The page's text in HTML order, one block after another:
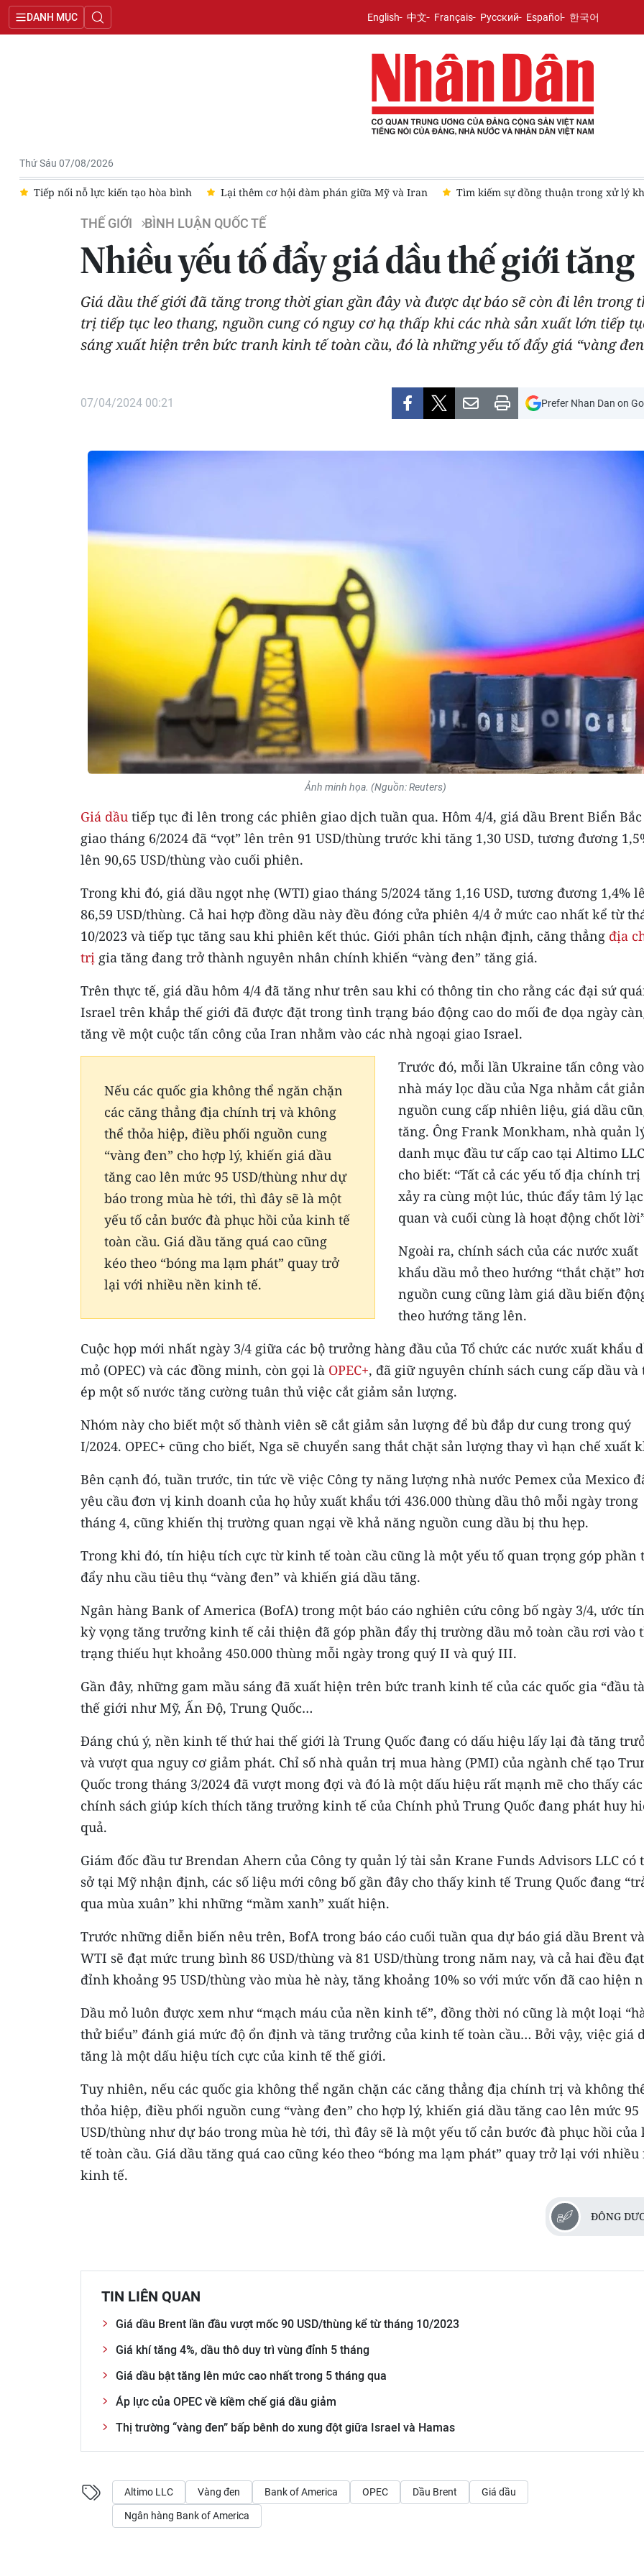
DANH MỤC English 中文 Français Русский Español 한국어
Thứ Sáu 07/08/2026
nối nỗ lực kiến tạo hòa bình Lại thêm cơ hội đàm phán giữa Mỹ và Iran Tìm kiếm sự đồng thuận trong xử lý khủng
THẾ GIỚI BÌNH LUẬN QUỐC TẾ
Nhiều yếu tố đẩy giá dầu thế giới tăng
Giá dầu thế giới đã tăng trong thời gian gần đây và được dự báo sẽ còn đi lên trong
trị tiếp tục leo thang, nguồn cung có nguy cơ hạ thấp khi các nhà sản xuất lớn tiếp
sáng xuất hiện trên bức tranh kinh tế toàn cầu, đó là những yếu tố đẩy giá “vàng
07/04/2024 00:21 Prefer Nhan Dan on
Ảnh minh họa. (Nguồn: Reuters)
Giá dầu tiếp tục đi lên trong các phiên giao dịch tuần qua. Hôm 4/4, giá dầu Brent Biển Bắc
giao tháng 6/2024 đã “vọt” lên trên 91 USD/thùng trước khi tăng 1,30 USD, tương đương
lên 90,65 USD/thùng vào cuối phiên.
Trong khi đó, giá dầu ngọt nhẹ (WTI) giao tháng 5/2024 tăng 1,16 USD, tương đương 1,4%
86,59 USD/thùng. Cả hai hợp đồng dầu này đều đóng cửa phiên 4/4 ở mức cao nhất kể từ
10/2023 và tiếp tục tăng sau khi phiên kết thúc. Giới phân tích nhận định, căng thẳng địa
trị gia tăng đang trở thành nguyên nhân chính khiến “vàng đen” tăng giá.
Trên thực tế, giá dầu hôm 4/4 đã tăng như trên sau khi có thông tin cho rằng các đại sứ
Israel trên khắp thế giới đã được đặt trong tình trạng báo động cao do mối đe dọa ngày
tăng về một cuộc tấn công của Iran nhằm vào các nhà ngoại giao Israel.
Nếu các quốc gia không thể ngăn chặn
các căng thẳng địa chính trị và không
thể thỏa hiệp, điều phối nguồn cung
“vàng đen” cho hợp lý, khiến giá dầu
tăng cao lên mức 95 USD/thùng như dự
báo trong mùa hè tới, thì đây sẽ là một
yếu tố cản bước đà phục hồi của kinh tế
toàn cầu. Giá dầu tăng quá cao cũng
kéo theo “bóng ma lạm phát” quay trở
lại với nhiều nền kinh tế.
Trước đó, mỗi lần Ukraine tấn công
nhà máy lọc dầu của Nga nhằm cắt
nguồn cung cấp nhiên liệu, giá dầu
tăng. Ông Frank Monkham, nhà quản
danh mục đầu tư cấp cao tại Altimo
cho biết: “Tất cả các yếu tố địa chính
xảy ra cùng một lúc, thúc đẩy tâm lý lạc
quan và cuối cùng là hoạt động chốt
Ngoài ra, chính sách của các nước xuất
khẩu dầu mỏ theo hướng “thắt chặt”
nguồn cung cũng làm giá dầu biến
theo hướng tăng lên.
Cuộc họp mới nhất ngày 3/4 giữa các bộ trưởng hàng đầu của Tổ chức các nước xuất khẩu
mỏ (OPEC) và các đồng minh, còn gọi là OPEC+, đã giữ nguyên chính sách cung cấp dầu và
ép một số nước tăng cường tuân thủ việc cắt giảm sản lượng.
Nhóm này cho biết một số thành viên sẽ cắt giảm sản lượng để bù đắp dư cung trong quý
I/2024. OPEC+ cũng cho biết, Nga sẽ chuyển sang thắt chặt sản lượng thay vì hạn chế xuất
Bên cạnh đó, tuần trước, tin tức về việc Công ty năng lượng nhà nước Pemex của Mexico
yêu cầu đơn vị kinh doanh của họ hủy xuất khẩu tới 436.000 thùng dầu thô mỗi ngày trong
tháng 4, cũng khiến thị trường quan ngại về khả năng nguồn cung dầu bị thu hẹp.
Trong khi đó, tín hiệu tích cực từ kinh tế toàn cầu cũng là một yếu tố quan trọng góp phần
đẩy nhu cầu tiêu thụ “vàng đen” và khiến giá dầu tăng.
Ngân hàng Bank of America (BofA) trong một báo cáo nghiên cứu công bố ngày 3/4, ước
kỳ vọng tăng trưởng kinh tế cải thiện đã góp phần đẩy thị trường dầu mỏ toàn cầu rơi vào
trạng thiếu hụt khoảng 450.000 thùng mỗi ngày trong quý II và quý III.
Gần đây, những gam mầu sáng đã xuất hiện trên bức tranh kinh tế của các quốc gia “đầu
thế giới như Mỹ, Ấn Độ, Trung Quốc…
Đáng chú ý, nền kinh tế thứ hai thế giới là Trung Quốc đang có dấu hiệu lấy lại đà tăng
và vượt qua nguy cơ giảm phát. Chỉ số nhà quản trị mua hàng (PMI) của ngành chế tạo
Quốc trong tháng 3/2024 đã vượt mong đợi và đó là một dấu hiệu rất mạnh mẽ cho thấy các
chính sách giúp kích thích tăng trưởng kinh tế của Chính phủ Trung Quốc đang phát huy
quả.
Giám đốc đầu tư Brendan Ahern của Công ty quản lý tài sản Krane Funds Advisors LLC có
sở tại Mỹ nhận định, các số liệu mới công bố gần đây cho thấy kinh tế Trung Quốc đang
qua mùa xuân” khi những “mầm xanh” xuất hiện.
Trước những diễn biến nêu trên, BofA trong báo cáo cuối tuần qua dự báo giá dầu Brent và
WTI sẽ đạt mức trung bình 86 USD/thùng và 81 USD/thùng trong năm nay, và cả hai đều đạt
đỉnh khoảng 95 USD/thùng vào mùa hè này, tăng khoảng 10% so với mức vốn đã cao hiện
Dầu mỏ luôn được xem như “mạch máu của nền kinh tế”, đồng thời nó cũng là một loại
thử biểu” đánh giá mức độ ổn định và tăng trưởng của kinh tế toàn cầu… Bởi vậy, việc giá
tăng là một dấu hiệu tích cực của kinh tế thế giới.
Tuy nhiên, nếu các quốc gia không thể ngăn chặn các căng thẳng địa chính trị và không
thỏa hiệp, điều phối nguồn cung “vàng đen” cho hợp lý, khiến giá dầu tăng cao lên mức 95
USD/thùng như dự báo trong mùa hè tới, thì đây sẽ là một yếu tố cản bước đà phục hồi của
tế toàn cầu. Giá dầu tăng quá cao cũng kéo theo “bóng ma lạm phát” quay trở lại với nhiều
kinh tế.
ĐÔNG
TIN LIÊN QUAN
Giá dầu Brent lần đầu vượt mốc 90 USD/thùng kể từ tháng 10/2023
Giá khí tăng 4%, dầu thô duy trì vùng đỉnh 5 tháng
Giá dầu bật tăng lên mức cao nhất trong 5 tháng qua
Áp lực của OPEC về kiềm chế giá dầu giảm
Thị trường “vàng đen” bấp bênh do xung đột giữa Israel và Hamas
Altimo LLC Vàng đen Bank of America OPEC Dầu Brent Giá dầu
Ngân hàng Bank of America